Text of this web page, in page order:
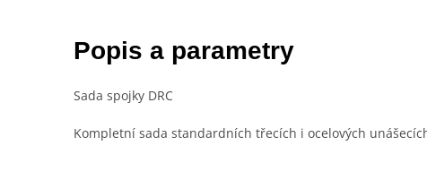
Popis a parametry
Sada spojky DRC
Kompletní sada standardních třecích i ocelových